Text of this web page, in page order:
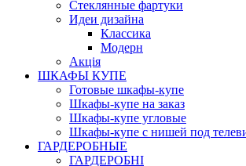
Стеклянные фартуки
Идеи дизайна
Класcика
Модерн
Акція
ШКАФЫ КУПЕ
Готовые шкафы-купе
Шкафы-купе на заказ
Шкафы-купе угловые
Шкафы-купе с нишей под
ГАРДЕРОБНЫЕ
ГАРДЕРОБНІ